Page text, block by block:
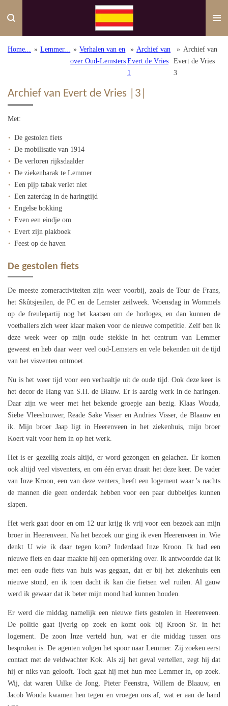
direct
de
Home... » Lemmer... » Verhalen van en
over Oud-Lemsters
» Archief van
Evert de Vries
1
» Archief van
Evert de Vries
3
Archief van Evert de Vries |3|
Met:
De gestolen fiets
De mobilisatie van 1914
De verloren rijksdaalder
De ziekenbarak te Lemmer
Een pijp tabak verlet niet
Een zaterdag in de haringtijd
Engelse bokking
Even een eindje om
Evert zijn plakboek
Feest op de haven
De gestolen fiets
De meeste zomeractiviteiten zijn weer voorbij, zoals de Tour de Frans,
het Skûtsjesilen, de PC en de Lemster zeilweek. Woensdag in Wommels
op de freulepartij nog het kaatsen om de horloges, en dan kunnen de
voetballers zich weer klaar maken voor de nieuwe competitie. Zelf ben ik
deze week weer op mijn oude stekkie in het centrum van Lemmer
geweest en heb daar weer veel oud-Lemsters en vele bekenden uit de tijd
van het visventen ontmoet.
Nu is het weer tijd voor een verhaaltje uit de oude tijd. Ook deze keer is
het decor de Hang van S.H. de Blauw. Er is aardig werk in de haringen.
Daar zijn we weer met het bekende groepje aan bezig. Klaas Wouda,
Siebe Vleeshouwer, Reade Sake Visser en Andries Visser, de Blaauw en
ik. Mijn broer Jaap ligt in Heerenveen in het ziekenhuis, mijn broer
Koert valt voor hem in op het werk.
Het is er gezellig zoals altijd, er word gezongen en gelachen. Er komen
ook altijd veel visventers, en om één ervan draait het deze keer. De vader
van Inze Kroon, een van deze venters, heeft een logement waar 's nachts
de mannen die geen onderdak hebben voor een paar dubbeltjes kunnen
slapen.
Het werk gaat door en om 12 uur krijg ik vrij voor een bezoek aan mijn
broer in Heerenveen. Na het bezoek uur ging ik even Heerenveen in. Wie
denkt U wie ik daar tegen kom? Inderdaad Inze Kroon. Ik had een
nieuwe fiets en daar maakte hij een opmerking over. Ik antwoordde dat ik
met een oude fiets van huis was gegaan, dat er bij het ziekenhuis een
nieuwe stond, en ik toen dacht ik kan die fietsen wel ruilen. Al gauw
werd ik gewaar dat ik beter mijn mond had kunnen houden.
Er werd die middag namelijk een nieuwe fiets gestolen in Heerenveen.
De politie gaat ijverig op zoek en komt ook bij Kroon Sr. in het
logement. De zoon Inze verteld hun, wat er die middag tussen ons
besproken is. De agenten volgen het spoor naar Lemmer. Zij zoeken eerst
contact met de veldwachter Kok. Als zij het geval vertellen, zegt hij dat
hij er niks van gelooft. Toch gaat hij met hun mee Lemmer in, op zoek.
Wij, dat waren Uilke de Jong, Pieter Feenstra, Willem de Blaauw, en
Jacob Wouda kwamen hen tegen en vroegen ons af, wat er aan de hand